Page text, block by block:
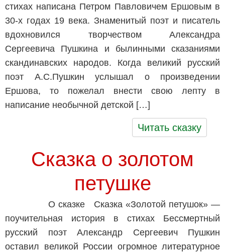
стихах написана Петром Павловичем Ершовым в
30-х годах 19 века. Знаменитый поэт и писатель
вдохновился творчеством Александра
Сергеевича Пушкина и былинными сказаниями
скандинавских народов. Когда великий русский
поэт А.С.Пушкин услышал о произведении
Ершова, то пожелал внести свою лепту в
написание необычной детской […]
Читать сказку
Сказка о золотом
петушке
О сказке Сказка «Золотой петушок» —
поучительная история в стихах Бессмертный
русский поэт Александр Сергеевич Пушкин
оставил великой России огромное литературное